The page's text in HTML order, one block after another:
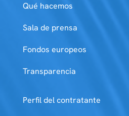
Qué hacemos
Sala de prensa
Fondos europeos
Transparencia
Perfil del contratante